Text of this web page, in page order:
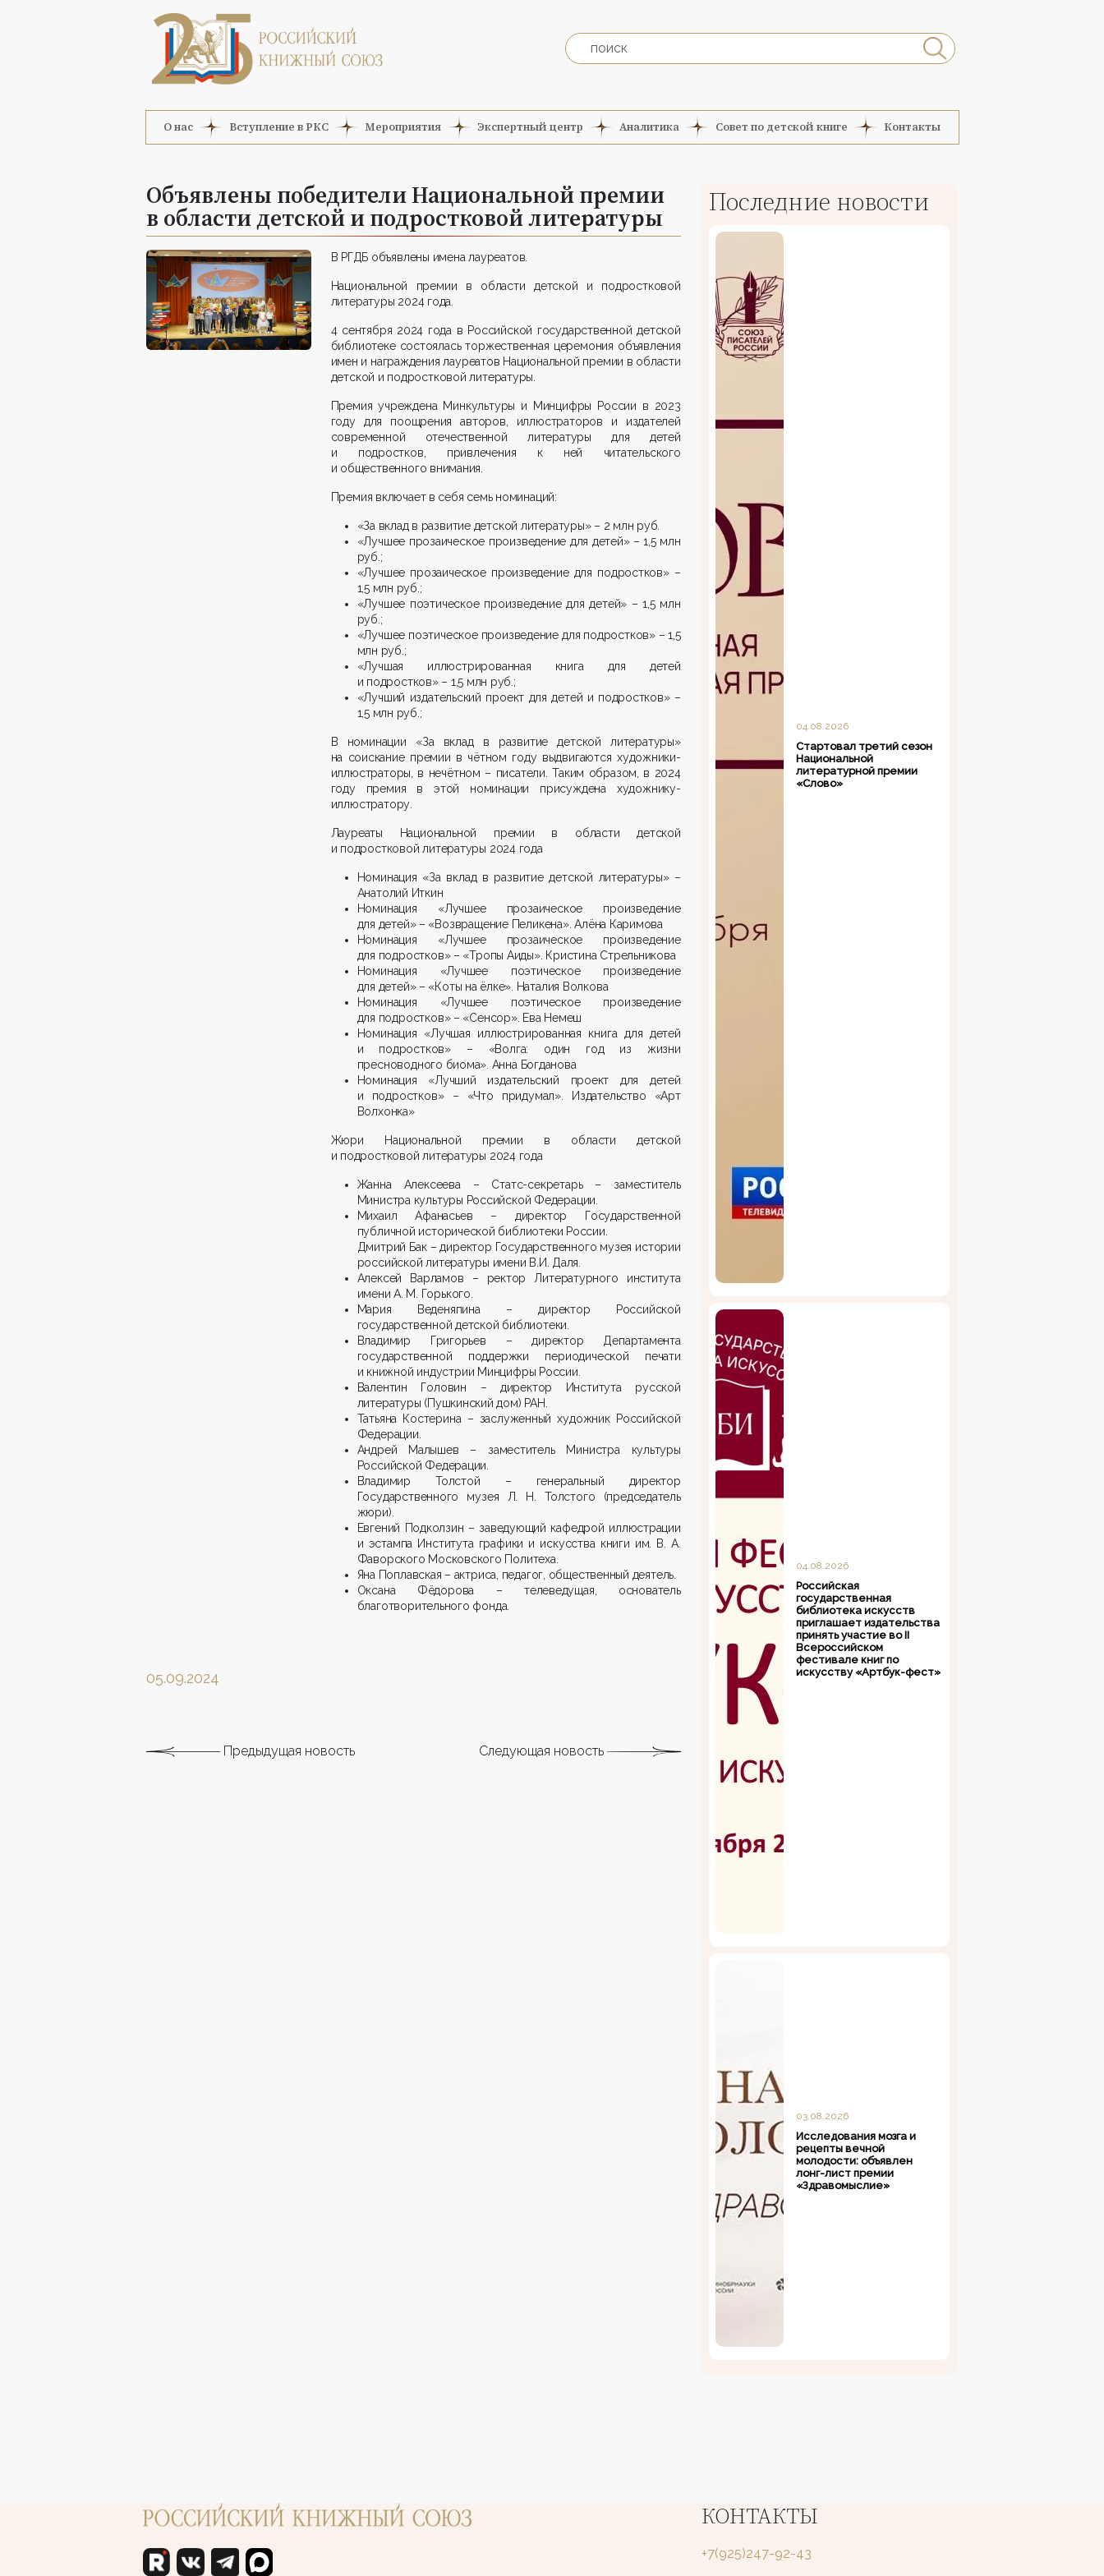
О нас Вступление в РКС Мероприятия Экспертный центр Аналитика Совет по детской книге Контакты
Объявлены победители Национальной премии
в области детской и подростковой литературы
В РГДБ объявлены имена лауреатов.
Национальной премии в области детской и подростковой
литературы 2024 года.
4 сентября 2024 года в Российской государственной детской
библиотеке состоялась торжественная церемония объявления
имен и награждения лауреатов Национальной премии в области
детской и подростковой литературы.
Премия учреждена Минкультуры и Минцифры России в 2023
году для поощрения авторов, иллюстраторов и издателей
современной отечественной литературы для детей
и подростков, привлечения к ней читательского
и общественного внимания.
Премия включает в себя семь номинаций:
«За вклад в развитие детской литературы» – 2 млн руб.
«Лучшее прозаическое произведение для детей» – 1,5 млн
руб.;
«Лучшее прозаическое произведение для подростков» –
1,5 млн руб.;
«Лучшее поэтическое произведение для детей» – 1,5 млн
руб.;
«Лучшее поэтическое произведение для подростков» – 1,5
млн руб.;
«Лучшая иллюстрированная книга для детей
и подростков» – 1,5 млн руб.;
«Лучший издательский проект для детей и подростков» –
1,5 млн руб.;
В номинации «За вклад в развитие детской литературы»
на соискание премии в чётном году выдвигаются художники-
иллюстраторы, в нечётном – писатели. Таким образом, в 2024
году премия в этой номинации присуждена художнику-
иллюстратору.
Лауреаты Национальной премии в области детской
и подростковой литературы 2024 года
Номинация «За вклад в развитие детской литературы» –
Анатолий Иткин
Номинация «Лучшее прозаическое произведение
для детей» – «Возвращение Пеликена». Алёна Каримова
Номинация «Лучшее прозаическое произведение
для подростков» – «Тропы Аиды». Кристина Стрельникова
Номинация «Лучшее поэтическое произведение
для детей» – «Коты на ёлке». Наталия Волкова
Номинация «Лучшее поэтическое произведение
для подростков» – «Сенсор». Ева Немеш
Номинация «Лучшая иллюстрированная книга для детей
и подростков» – «Волга: один год из жизни
пресноводного биома». Анна Богданова
Номинация «Лучший издательский проект для детей
и подростков» – «Что придумал». Издательство «Арт
Волхонка»
Жюри Национальной премии в области детской
и подростковой литературы 2024 года
Жанна Алексеева – Статс-секретарь – заместитель
Министра культуры Российской Федерации.
Михаил Афанасьев – директор Государственной
публичной исторической библиотеки России.
Дмитрий Бак – директор Государственного музея истории
российской литературы имени В.И. Даля.
Алексей Варламов – ректор Литературного института
имени А. М. Горького.
Мария Веденяпина – директор Российской
государственной детской библиотеки.
Владимир Григорьев – директор Департамента
государственной поддержки периодической печати
и книжной индустрии Минцифры России.
Валентин Головин – директор Института русской
литературы (Пушкинский дом) РАН.
Татьяна Костерина – заслуженный художник Российской
Федерации.
Андрей Малышев – заместитель Министра культуры
Российской Федерации.
Владимир Толстой – генеральный директор
Государственного музея Л. Н. Толстого (председатель
жюри).
Евгений Подколзин – заведующий кафедрой иллюстрации
и эстампа Института графики и искусства книги им. В. А.
Фаворского Московского Политеха.
Яна Поплавская – актриса, педагог, общественный деятель.
Оксана Фёдорова – телеведущая, основатель
благотворительного фонда.
05.09.2024
Предыдущая новость Следующая новость
Последние новости
04.08.2026
Стартовал третий сезон
Национальной
литературной премии
«Слово»
04.08.2026
Российская
государственная
библиотека искусств
приглашает издательства
принять участие во II
Всероссийском
фестивале книг по
искусству «Артбук-фест»
03.08.2026
Исследования мозга и
рецепты вечной
молодости: объявлен
лонг-лист премии
«Здравомыслие»
КОНТАКТЫ
+7(925)247-92-43